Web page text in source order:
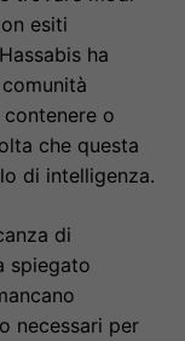
esiti
ha
o
che questa
di intelligenza.
di
spiegato
necessari per